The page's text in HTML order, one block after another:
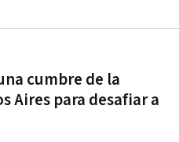
cumbre de la
Aires para desafiar a